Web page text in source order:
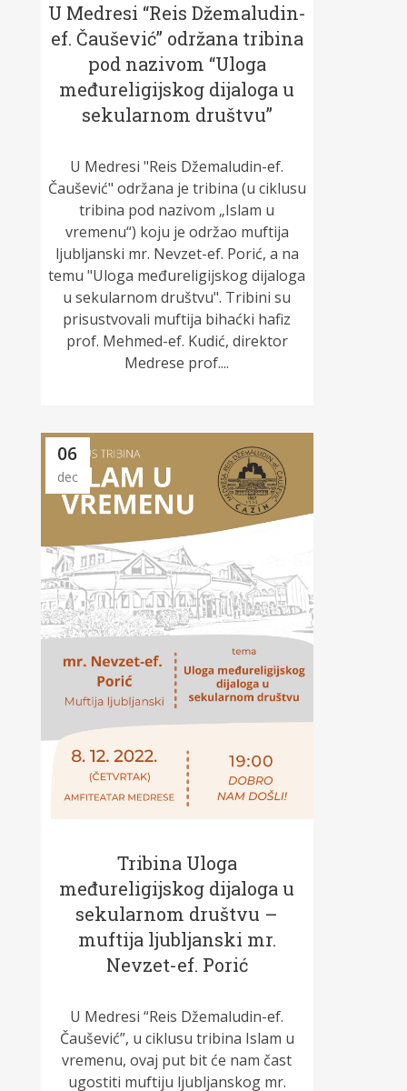
U Medresi “Reis Džemaludin-
ef. Čaušević” održana tribina
pod nazivom “Uloga
međureligijskog dijaloga u
sekularnom društvu”
U Medresi "Reis Džemaludin-ef.
Čaušević" održana je tribina (u ciklusu
tribina pod nazivom „Islam u
vremenu“) koju je održao muftija
ljubljanski mr. Nevzet-ef. Porić, a na
temu "Uloga međureligijskog dijaloga
u sekularnom društvu". Tribini su
prisustvovali muftija bihaćki hafiz
prof. Mehmed-ef. Kudić, direktor
Medrese prof....
06
dec
Tribina Uloga
međureligijskog dijaloga u
sekularnom društvu –
muftija ljubljanski mr.
Nevzet-ef. Porić
U Medresi “Reis Džemaludin-ef.
Čaušević”, u ciklusu tribina Islam u
vremenu, ovaj put bit će nam čast
ugostiti muftiju ljubljanskog mr.